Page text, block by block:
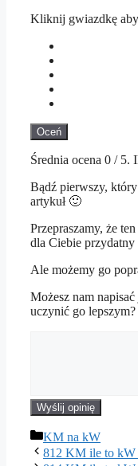
Kliknij gwiazdkę
Oceń
Średnia ocena 0 / 5.
Bądź pierwszy,
artykuł 🙂
Przepraszamy, że
dla Ciebie
Ale możemy go
Możesz nam
uczynić go lepszym?
Wyślij opinię
Kategorie
KM na kW
812 KM ile to